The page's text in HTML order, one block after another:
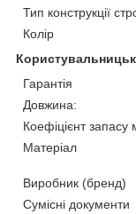
Тип конструкції
Колір
Гарантія
Довжина:
Коефіцієнт запасу
Матеріал
Виробник (бренд)
Сумісні документи